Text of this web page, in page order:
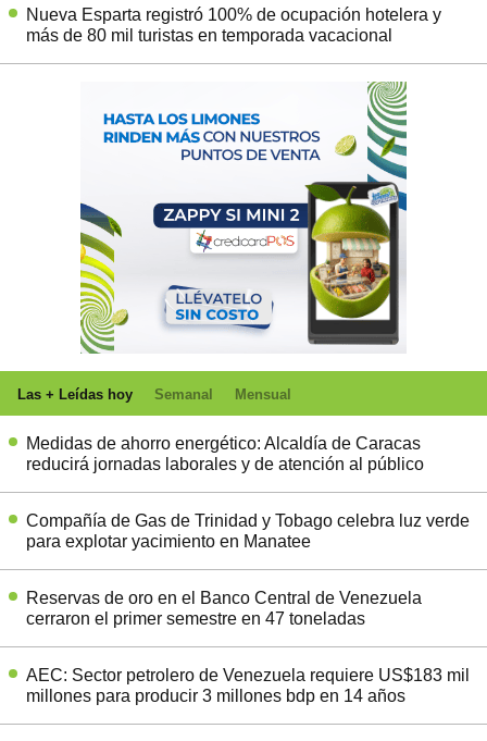
Nueva Esparta registró 100% de ocupación hotelera y
más de 80 mil turistas en temporada vacacional
Las + Leídas hoy Semanal Mensual
Medidas de ahorro energético: Alcaldía de Caracas
reducirá jornadas laborales y de atención al público
Compañía de Gas de Trinidad y Tobago celebra luz verde
para explotar yacimiento en Manatee
Reservas de oro en el Banco Central de Venezuela
cerraron el primer semestre en 47 toneladas
AEC: Sector petrolero de Venezuela requiere US$183 mil
millones para producir 3 millones bdp en 14 años